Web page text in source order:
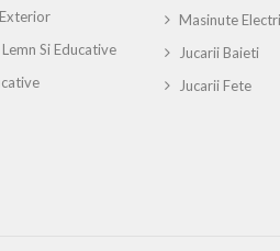
Si Educative
Masinute
Jucarii Baieti
Jucarii Fete